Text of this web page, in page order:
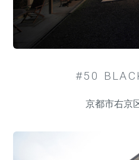
#50
京都市右京